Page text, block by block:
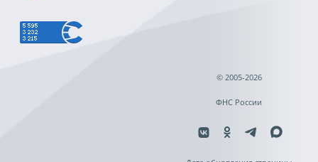
© 2005-2026
ФНС России